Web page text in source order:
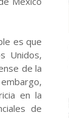
es que
Unidos,
de la
en la
de